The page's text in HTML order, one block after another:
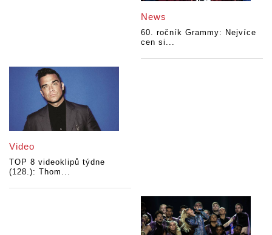
News
60. ročník Grammy: Nejvíce
cen si...
Video
TOP 8 videoklipů týdne
(128.): Thom...